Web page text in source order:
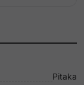
Pitaka